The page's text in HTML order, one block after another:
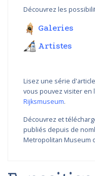
Découvrez les
Galeries
Artistes
Lisez une série
vous pouvez visiter en
Rijksmuseum.
Découvrez et
publiés depuis de
Metropolitan Museum